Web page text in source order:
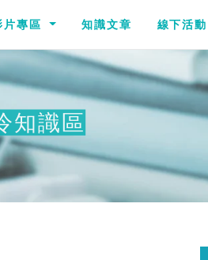
片專區 知識文章 線下活動
知識區